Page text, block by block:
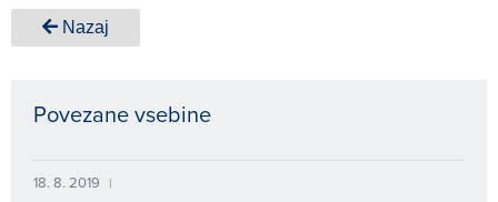
Nazaj
Povezane vsebine
18. 8. 2019 |